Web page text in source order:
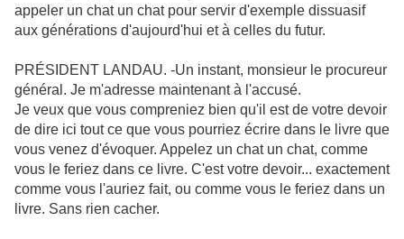
appeler un chat un chat pour servir d'exemple dissuasif
aux générations d'aujourd'hui et à celles du futur.
PRÉSIDENT LANDAU. -Un instant, monsieur le procureur
général. Je m'adresse maintenant à l'accusé.
Je veux que vous compreniez bien qu'il est de votre devoir
de dire ici tout ce que vous pourriez écrire dans le livre que
vous venez d'évoquer. Appelez un chat un chat, comme
vous le feriez dans ce livre. C'est votre devoir... exactement
comme vous l'auriez fait, ou comme vous le feriez dans un
livre. Sans rien cacher.